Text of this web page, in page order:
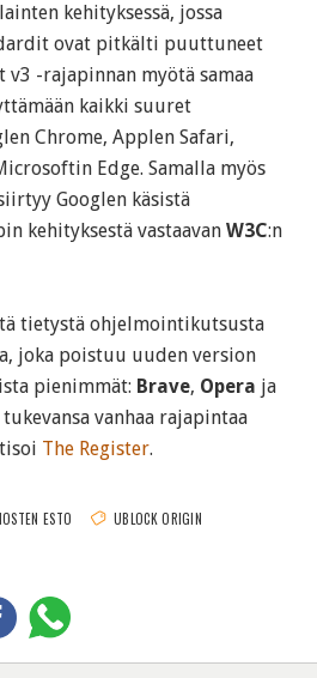
kehityksessä, jossa
ovat pitkälti puuttuneet
v3 -rajapinnan myötä samaa
kaikki suuret
Chrome, Applen Safari,
Edge. Samalla myös
Googlen käsistä
kehityksestä vastaavan W3C:n
tietystä ohjelmointikutsusta
joka poistuu uuden version
pienimmät: Brave, Opera ja
vanhaa rajapintaa
The Register.
ESTO
UBLOCK ORIGIN